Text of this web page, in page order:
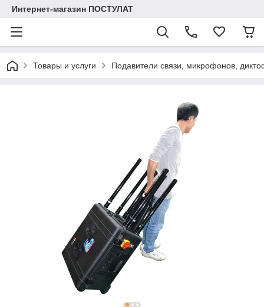
Интернет-магазин ПОСТУЛАТ
Товары и услуги Подавители связи, микрофонов,